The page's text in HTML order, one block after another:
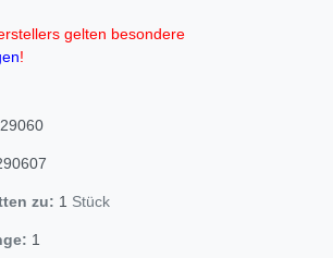
gelten besondere
!
zu: 1 Stück
1